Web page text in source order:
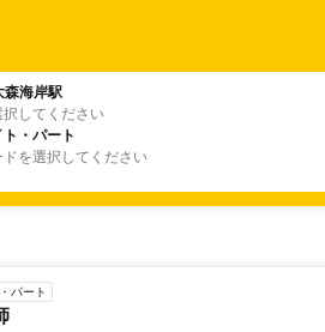
森海岸駅
択してください
・パート
ドを選択してください
パート